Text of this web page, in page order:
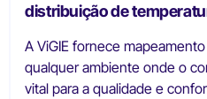
distribuição de
A ViGIE fornece
qualquer ambiente onde o
vital para a qualidade e